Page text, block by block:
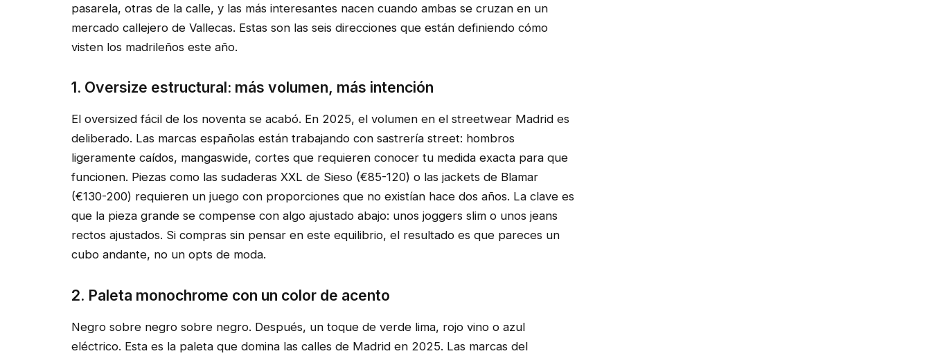
pasarela, otras de la calle, y las más interesantes nacen cuando ambas se cruzan en un
mercado callejero de Vallecas. Estas son las seis direcciones que están definiendo cómo
visten los madrileños este año.
1. Oversize estructural: más volumen, más intención
El oversized fácil de los noventa se acabó. En 2025, el volumen en el streetwear Madrid es
deliberado. Las marcas españolas están trabajando con sastrería street: hombros
ligeramente caídos, mangaswide, cortes que requieren conocer tu medida exacta para que
funcionen. Piezas como las sudaderas XXL de Sieso (€85-120) o las jackets de Blamar
(€130-200) requieren un juego con proporciones que no existían hace dos años. La clave es
que la pieza grande se compense con algo ajustado abajo: unos joggers slim o unos jeans
rectos ajustados. Si compras sin pensar en este equilibrio, el resultado es que pareces un
cubo andante, no un opts de moda.
2. Paleta monochrome con un color de acento
Negro sobre negro sobre negro. Después, un toque de verde lima, rojo vino o azul
eléctrico. Esta es la paleta que domina las calles de Madrid en 2025. Las marcas del